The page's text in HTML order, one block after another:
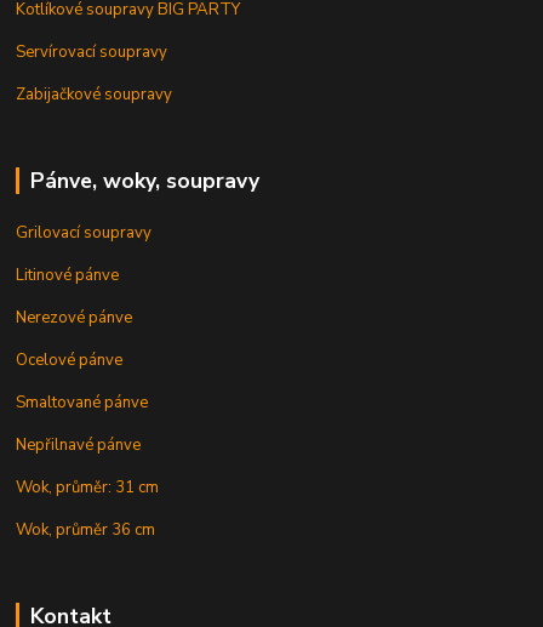
Kotlíkové soupravy BIG PARTY
Servírovací soupravy
Zabijačkové soupravy
Pánve, woky, soupravy
Grilovací soupravy
Litinové pánve
Nerezové pánve
Ocelové pánve
Smaltované pánve
Nepřilnavé pánve
Wok, průměr: 31 cm
Wok, průměr 36 cm
Kontakt